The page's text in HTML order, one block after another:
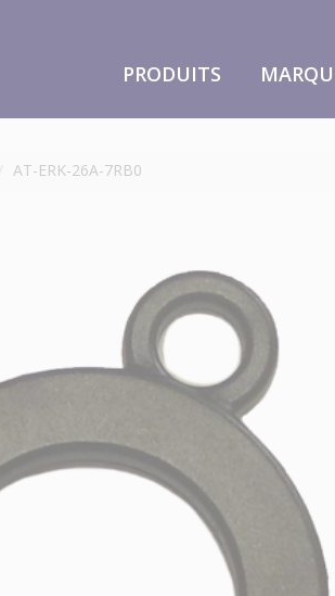
PRODUITS
AT-ERK-26A-7RB0